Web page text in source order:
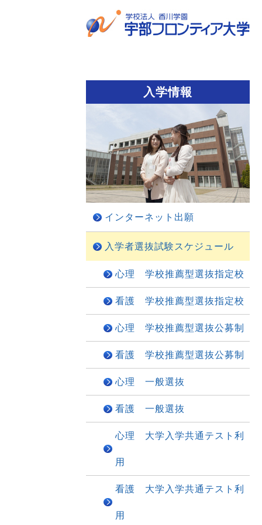
入学情報
インターネット出願
入学者選抜試験スケジュール
心理 学校推薦型選抜指定校
看護 学校推薦型選抜指定校
心理 学校推薦型選抜公募制
看護 学校推薦型選抜公募制
心理 一般選抜
看護 一般選抜
心理 大学入学共通テスト利
用
看護 大学入学共通テスト利
用